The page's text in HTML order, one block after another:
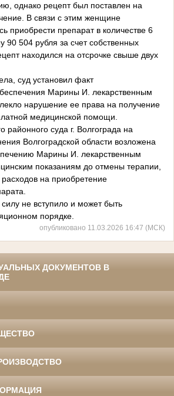
однако рецепт был поставлен на
В связи с этим женщине
приобрести препарат в количестве 6
504 рубля за счет собственных
находился на отсрочке свыше двух
суд установил факт
Марины И. лекарственным
нарушение ее права на получение
медицинской помощи.
районного суда г. Волгограда на
Волгоградской области возложена
Марины И. лекарственным
показаниям до отмены терапии,
на приобретение
не вступило и может быть
порядке.
опубликовано 11.03.2026 16:47 (МСК)
ДОКУМЕНТОВ В